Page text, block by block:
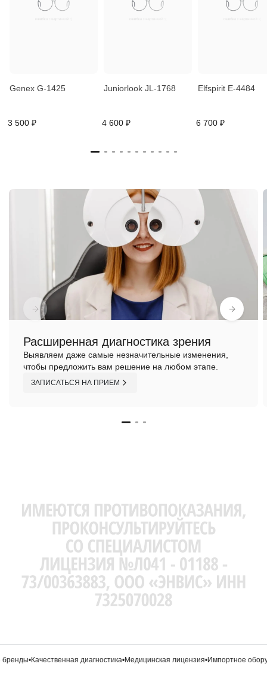
Genex G-1425
3 500 ₽
Juniorlook JL-1768
4 600 ₽
Elfspirit E-4484
6 700 ₽
Расширенная диагностика зрения
Выявляем даже самые незначительные изменения,
чтобы предложить вам решение на любом этапе.
ЗАПИСАТЬСЯ НА ПРИЕМ
•Качественная диагностика•Медицинская лицензия•Импортное